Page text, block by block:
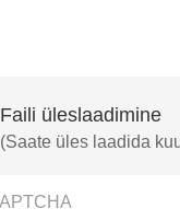
Faili üleslaadimine
(Saate üles laadida